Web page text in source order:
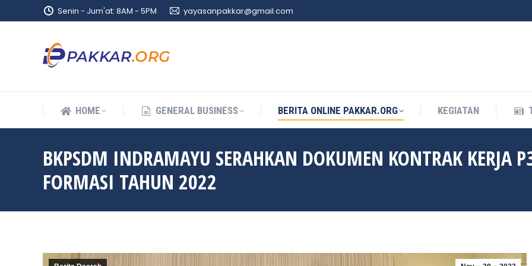
Senin - Jum'at: 8AM - 5PM yayasanpakkar@gmail.com
HOME GENERAL BUSINESS BERITA ONLINE PAKKAR.ORG KEGIATAN
BKPSDM INDRAMAYU SERAHKAN DOKUMEN KONTRAK KERJA
FORMASI TAHUN 2022
HOME GENERAL BUSINESS BERITA ONLINE PAKKAR.ORG KEGIATAN